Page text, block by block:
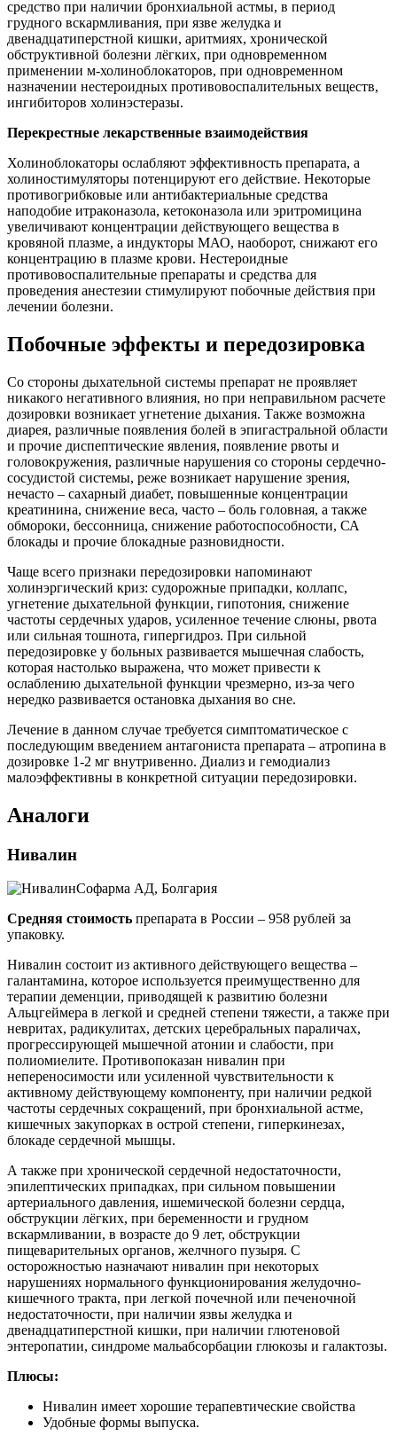
средство при наличии бронхиальной астмы, в период
грудного вскармливания, при язве желудка и
двенадцатиперстной кишки, аритмиях, хронической
обструктивной болезни лёгких, при одновременном
применении м-холиноблокаторов, при одновременном
назначении нестероидных противовоспалительных веществ,
ингибиторов холинэстеразы.
Перекрестные лекарственные взаимодействия
Холиноблокаторы ослабляют эффективность препарата, а
холиностимуляторы потенцируют его действие. Некоторые
противогрибковые или антибактериальные средства
наподобие итраконазола, кетоконазола или эритромицина
увеличивают концентрации действующего вещества в
кровяной плазме, а индукторы МАО, наоборот, снижают его
концентрацию в плазме крови. Нестероидные
противовоспалительные препараты и средства для
проведения анестезии стимулируют побочные действия при
лечении болезни.
Побочные эффекты и передозировка
Со стороны дыхательной системы препарат не проявляет
никакого негативного влияния, но при неправильном расчете
дозировки возникает угнетение дыхания. Также возможна
диарея, различные появления болей в эпигастральной области
и прочие диспептические явления, появление рвоты и
головокружения, различные нарушения со стороны сердечно-
сосудистой системы, реже возникает нарушение зрения,
нечасто – сахарный диабет, повышенные концентрации
креатинина, снижение веса, часто – боль головная, а также
обмороки, бессонница, снижение работоспособности, СА
блокады и прочие блокадные разновидности.
Чаще всего признаки передозировки напоминают
холинэргический криз: судорожные припадки, коллапс,
угнетение дыхательной функции, гипотония, снижение
частоты сердечных ударов, усиленное течение слюны, рвота
или сильная тошнота, гипергидроз. При сильной
передозировке у больных развивается мышечная слабость,
которая настолько выражена, что может привести к
ослаблению дыхательной функции чрезмерно, из-за чего
нередко развивается остановка дыхания во сне.
Лечение в данном случае требуется симптоматическое с
последующим введением антагониста препарата – атропина в
дозировке 1-2 мг внутривенно. Диализ и гемодиализ
малоэффективны в конкретной ситуации передозировки.
Аналоги
Нивалин
Софарма АД, Болгария
Средняя стоимость препарата в России – 958 рублей за
упаковку.
Нивалин состоит из активного действующего вещества –
галантамина, которое используется преимущественно для
терапии деменции, приводящей к развитию болезни
Альцгеймера в легкой и средней степени тяжести, а также при
невритах, радикулитах, детских церебральных параличах,
прогрессирующей мышечной атонии и слабости, при
полиомиелите. Противопоказан нивалин при
непереносимости или усиленной чувствительности к
активному действующему компоненту, при наличии редкой
частоты сердечных сокращений, при бронхиальной астме,
кишечных закупорках в острой степени, гиперкинезах,
блокаде сердечной мышцы.
А также при хронической сердечной недостаточности,
эпилептических припадках, при сильном повышении
артериального давления, ишемической болезни сердца,
обструкции лёгких, при беременности и грудном
вскармливании, в возрасте до 9 лет, обструкции
пищеварительных органов, желчного пузыря. С
осторожностью назначают нивалин при некоторых
нарушениях нормального функционирования желудочно-
кишечного тракта, при легкой почечной или печеночной
недостаточности, при наличии язвы желудка и
двенадцатиперстной кишки, при наличии глютеновой
энтеропатии, синдроме мальабсорбации глюкозы и галактозы.
Плюсы:
Нивалин имеет хорошие терапевтические свойства
Удобные формы выпуска.